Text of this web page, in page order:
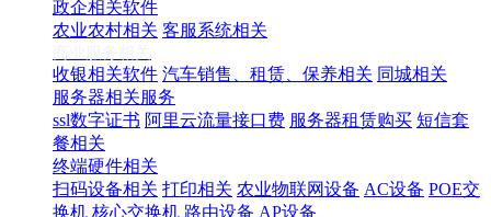
政企相关软件
农业农村相关 客服系统相关
收银相关软件 汽车销售、租赁、保养相关 同城相关
服务器相关服务
ssl数字证书 阿里云流量接口费 服务器租赁购买 短信套
餐相关
终端硬件相关
扫码设备相关 打印相关 农业物联网设备 AC设备 POE交
换机 核心交换机 路由设备 AP设备